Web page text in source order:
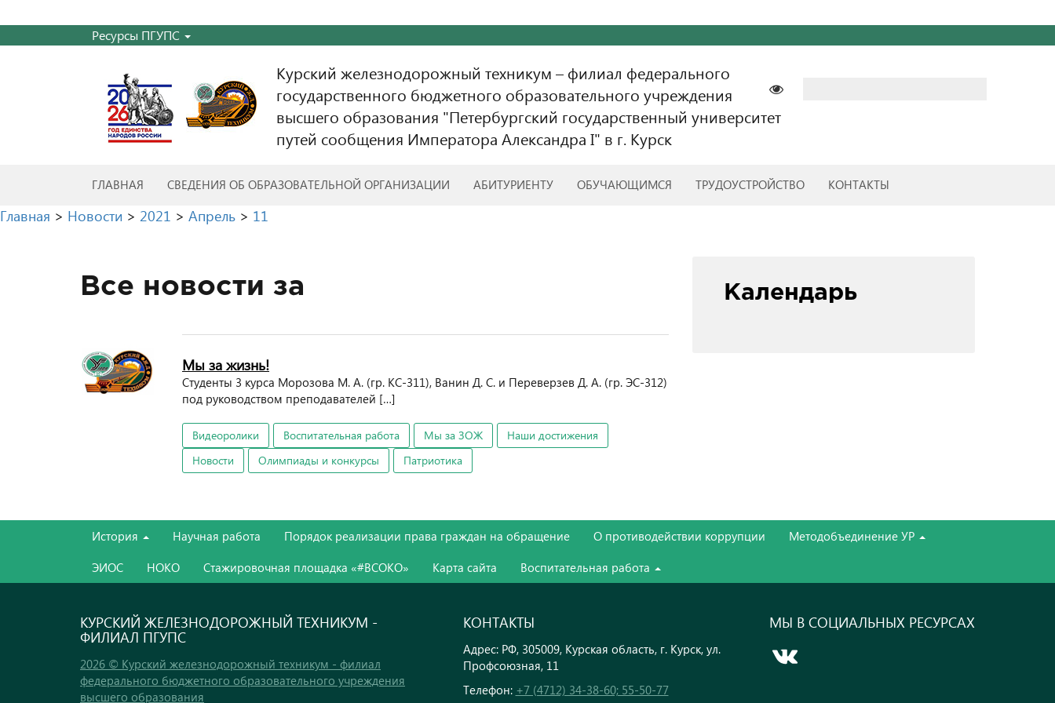
Ресурсы ПГУПС
Курский железнодорожный техникум – филиал федерального
государственного бюджетного образовательного учреждения
высшего образования "Петербургский государственный университет
путей сообщения Императора Александра I" в г. Курск
ГЛАВНАЯ СВЕДЕНИЯ ОБ ОБРАЗОВАТЕЛЬНОЙ ОРГАНИЗАЦИИ АБИТУРИЕНТУ ОБУЧАЮЩИМСЯ ТРУДОУСТРОЙСТВО КОНТАКТЫ
Главная > Новости > 2021 > Апрель > 11
Все новости за
Мы за жизнь!
Студенты 3 курса Морозова М. А. (гр. КС-311), Ванин Д. С. и Переверзев Д. А. (гр. ЭС-312)
под руководством преподавателей […]
Видеоролики Воспитательная работа Мы за ЗОЖ
Наши достижения
Новости
Олимпиады и конкурсы Патриотика
Календарь
История Научная работа Порядок реализации права граждан на обращение О противодействии коррупции
Методобъединение УР
ЭИОС
НОКО Стажировочная площадка «#ВСОКО» Карта сайта Воспитательная работа
КУРСКИЙ ЖЕЛЕЗНОДОРОЖНЫЙ ТЕХНИКУМ -
ФИЛИАЛ ПГУПС
2026 © Курский железнодорожный техникум - филиал
федерального бюджетного образовательного учреждения
высшего образования
КОНТАКТЫ
Адрес: РФ, 305009, Курская область, г. Курск, ул.
Профсоюзная, 11
Телефон: +7 (4712) 34-38-60; 55-50-77
МЫ В СОЦИАЛЬНЫХ РЕСУРСАХ